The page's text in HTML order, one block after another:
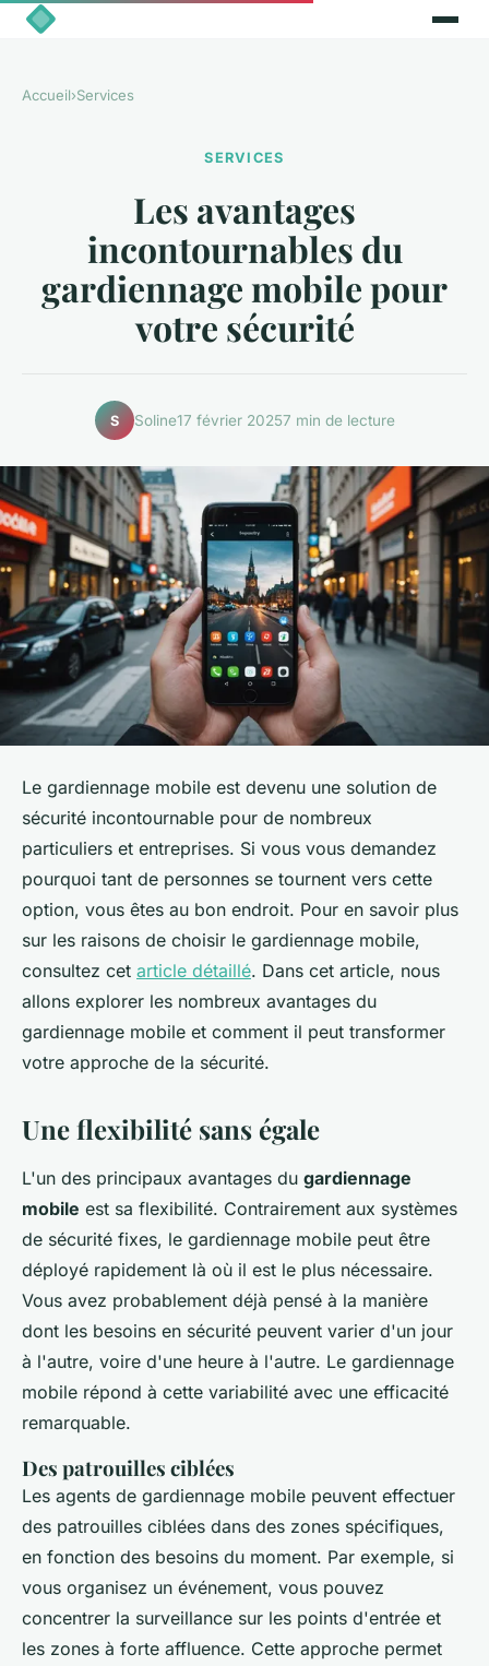
Accueil›Services
SERVICES
Les avantages
incontournables du
gardiennage mobile pour
votre sécurité
S Soline17 février 20257 min de lecture
Le gardiennage mobile est devenu une solution de
sécurité incontournable pour de nombreux
particuliers et entreprises. Si vous vous demandez
pourquoi tant de personnes se tournent vers cette
option, vous êtes au bon endroit. Pour en savoir plus
sur les raisons de choisir le gardiennage mobile,
consultez cet article détaillé. Dans cet article, nous
allons explorer les nombreux avantages du
gardiennage mobile et comment il peut transformer
votre approche de la sécurité.
Une flexibilité sans égale
L'un des principaux avantages du gardiennage
mobile est sa flexibilité. Contrairement aux systèmes
de sécurité fixes, le gardiennage mobile peut être
déployé rapidement là où il est le plus nécessaire.
Vous avez probablement déjà pensé à la manière
dont les besoins en sécurité peuvent varier d'un jour
à l'autre, voire d'une heure à l'autre. Le gardiennage
mobile répond à cette variabilité avec une efficacité
remarquable.
Des patrouilles ciblées
Les agents de gardiennage mobile peuvent effectuer
des patrouilles ciblées dans des zones spécifiques,
en fonction des besoins du moment. Par exemple, si
vous organisez un événement, vous pouvez
concentrer la surveillance sur les points d'entrée et
les zones à forte affluence. Cette approche permet